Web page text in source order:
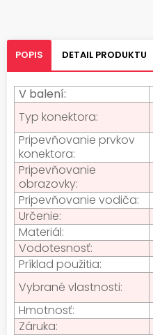
POPIS DETAIL PRODUKTU
V balení:
Typ konektora:
Pripevňovanie prvkov
konektora:
Pripevňovanie
obrazovky:
Pripevňovanie vodiča:
Určenie:
Materiál:
Vodotesnosť:
Príklad použitia:
Vybrané vlastnosti:
Hmotnosť:
Záruka: